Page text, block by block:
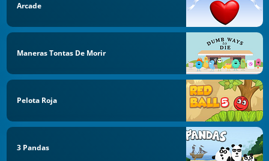
Arcade
Maneras Tontas De Morir
Pelota Roja
3 Pandas